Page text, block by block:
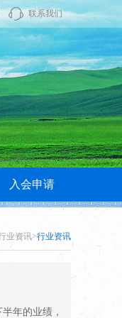
联系我们
入会申请
业资讯>行业资讯
年的业绩，